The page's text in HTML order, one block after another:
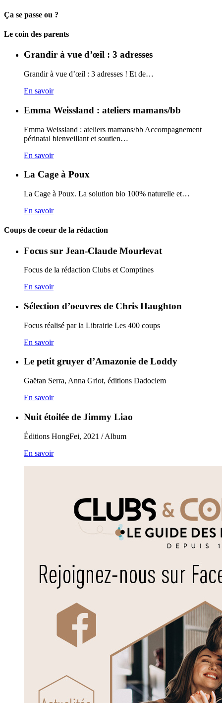
Ça se passe ou ?
Carto
Le coin des parents
Grandir à vue d’œil : 3 adresses
Grandir à vue d’œil : 3 adresses ! Et de…
En savoir
Emma Weissland : ateliers mamans/bb
Emma Weissland : ateliers mamans/bb Accompagnement
périnatal bienveillant et soutien…
En savoir
La Cage à Poux
La Cage à Poux. La solution bio 100% naturelle et…
En savoir
Coups de coeur de la rédaction
Focus sur Jean-Claude Mourlevat
Focus de la rédaction Clubs et Comptines
En savoir
Sélection d’oeuvres de Chris Haughton
Focus réalisé par la Librairie Les 400 coups
En savoir
Le petit gruyer d’Amazonie de Loddy
Gaëtan Serra, Anna Griot, éditions Dadoclem
En savoir
Nuit étoilée de Jimmy Liao
Éditions HongFei, 2021 / Album
En savoir